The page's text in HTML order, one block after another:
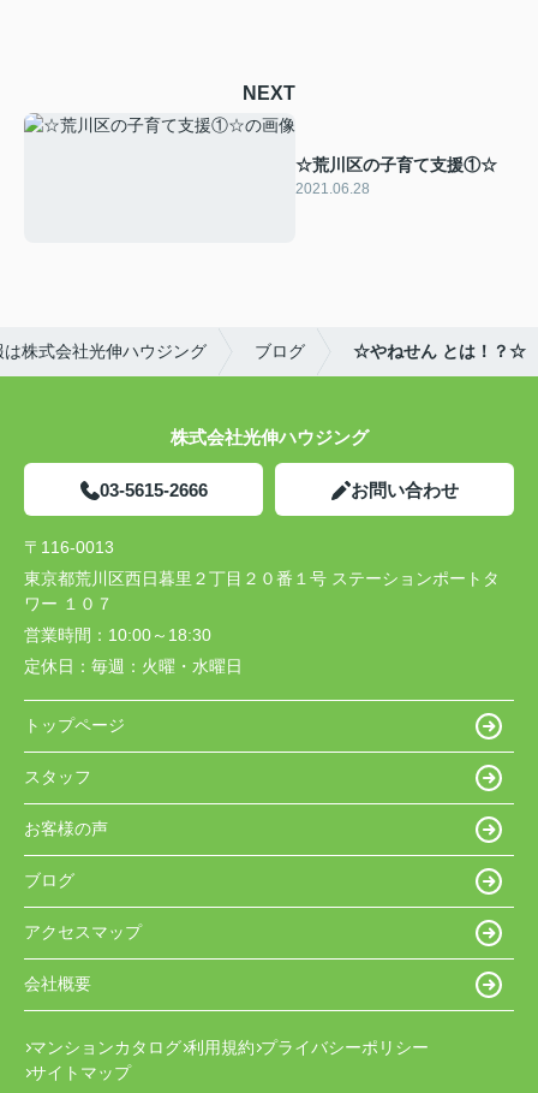
NEXT
☆荒川区の子育て支援①☆
2021.06.28
株式会社光伸ハウジング ブログ ☆やねせん とは！？☆
株式会社光伸ハウジング
03-5615-2666 お問い合わせ
〒116-0013
東京都荒川区西日暮里２丁目２０番１号 ステーションポートタ
ワー １０７
営業時間： 10:00～18:30
定休日： 毎週：火曜・水曜日
トップページ
スタッフ
お客様の声
ブログ
アクセスマップ
会社概要
マンションカタログ 利用規約 プライバシーポリシー
サイトマップ